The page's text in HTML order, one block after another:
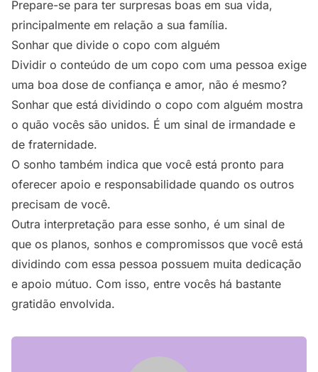
Prepare-se para ter surpresas boas em sua vida,
principalmente em relação a sua família.
Sonhar que divide o copo com alguém
Dividir o conteúdo de um copo com uma pessoa exige
uma boa dose de confiança e amor, não é mesmo?
Sonhar que está dividindo o copo com alguém mostra
o quão vocês são unidos. É um sinal de irmandade e
de fraternidade.
O sonho também indica que você está pronto para
oferecer apoio e responsabilidade quando os outros
precisam de você.
Outra interpretação para esse sonho, é um sinal de
que os planos, sonhos e compromissos que você está
dividindo com essa pessoa possuem muita dedicação
e apoio mútuo. Com isso, entre vocês há bastante
gratidão envolvida.